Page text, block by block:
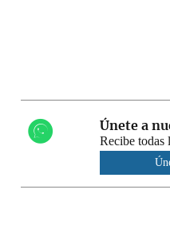
Únete a
Recibe todas